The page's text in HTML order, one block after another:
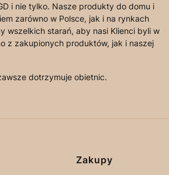
i nie tylko. Nasze produkty do domu i
zarówno w Polsce, jak i na rynkach
wszelkich starań, aby nasi Klienci byli w
z zakupionych produktów, jak i naszej
dotrzymuje obietnic.
Linki w
Zakupy